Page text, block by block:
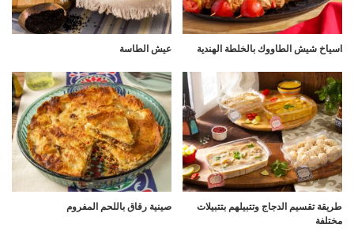
اسياخ شيش الطاووك بالخلطة الهندية عيش الطاسة
طريقة تقسيم الدجاج وتتبيلهم بتتبيلات
مختلفة
صينية رقاق باللحم المفروم